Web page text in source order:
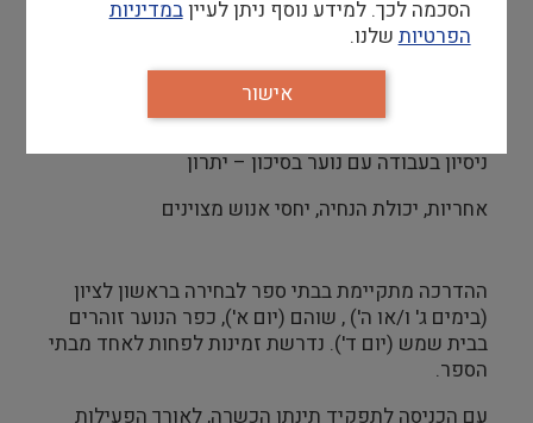
ניסיון בהדרכה (תנועות נוער, צבא, חינוך בלתי פורמלי)
סטודנטים לתואר מדעי ו/או חינוכי – יתרון
ניסיון בעבודה עם נוער בסיכון – יתרון
אחריות, יכולת הנחיה, יחסי אנוש מצוינים
ההדרכה מתקיימת בבתי ספר לבחירה בראשון לציון
(בימים ג' ו/או ה') , שוהם (יום א'), כפר הנוער זוהרים
בבית שמש (יום ד'). נדרשת זמינות לפחות לאחד מבתי
הספר.
עם הכניסה לתפקיד תינתן הכשרה, לאורך הפעילות
הסכמה לכך. למידע נוסף ניתן לעייןבמדיניות
הפרטיותשלנו.
אישור